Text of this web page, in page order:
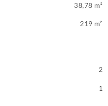
38,78 m²
219 m²
2
1